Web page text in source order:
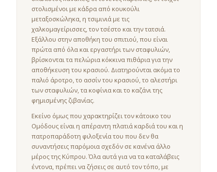
στολισμένοι με κάδρα από κουκούλι
μεταξοσκώληκα, η τσιμινιά με τις
χαλκομαγείρισσες, τον τσέστο και την τατσιά.
Εξάλλου στην αποθήκη του σπιτιού, που είναι
πρώτα από όλα και εργαστήρι των σταφυλιών,
βρίσκονται τα πελώρια κόκκινα πιθάρια για την
αποθήκευση του κρασιού. Διατηρούνται ακόμα το
παλιό άροτρο, το ασσίν του κρασιού, το αλεστήρι
των σταφυλιών, τα κοφίνια και το καζάνι της
φημισμένης ζιβανίας.
Εκείνο όμως που χαρακτηρίζει τον κάτοικο του
Ομόδους είναι η απέραντη πλατιά καρδιά του και η
πατροπαράδοτη φιλοξενία του που δεν θα
συναντήσεις παρόμοια σχεδόν σε κανένα άλλο
μέρος της Κύπρου. Όλα αυτά για να τα καταλάβεις
έντονα, πρέπει να ζήσεις σε αυτό τον τόπο, με